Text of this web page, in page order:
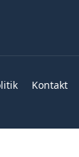
Kontakt